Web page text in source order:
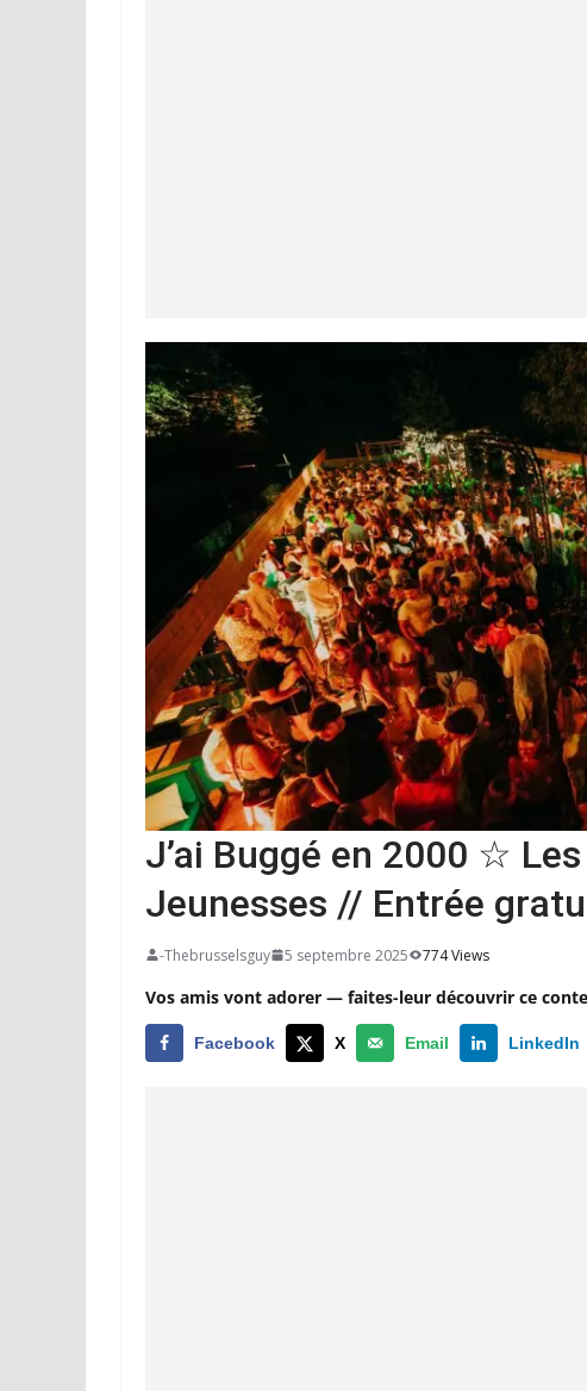
J’ai Buggé en 2000 ☆
Jeunesses // Entrée
-Thebrusselsguy 5 septembre 2025 774 Views
Vos amis vont adorer — faites-leur découvrir ce
Facebook X Email LinkedIn